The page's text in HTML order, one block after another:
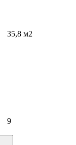
35,8 м2
9